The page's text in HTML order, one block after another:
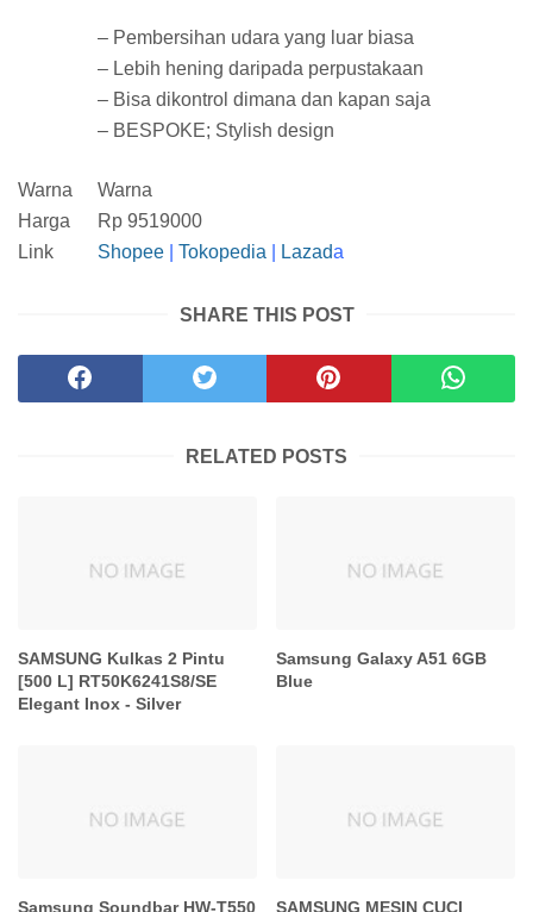
– Pembersihan udara yang luar biasa
– Lebih hening daripada perpustakaan
– Bisa dikontrol dimana dan kapan saja
– BESPOKE; Stylish design
Warna
Warna
Harga
Rp 9519000
Link
Shopee Tokopedia Lazada
SHARE THIS POST
RELATED POSTS
SAMSUNG Kulkas 2 Pintu
[500 L] RT50K6241S8/SE
Elegant Inox - Silver
Samsung Galaxy A51 6GB
Blue
Samsung Soundbar HW-T550 SAMSUNG MESIN CUCI